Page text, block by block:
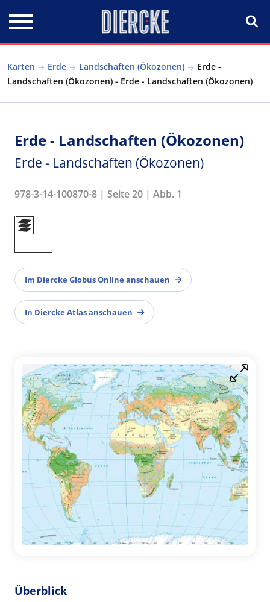
Karten Erde Landschaften (Ökozonen)
Erde -
Landschaften (Ökozonen) - Erde - Landschaften (Ökozonen)
Erde - Landschaften (Ökozonen)
Erde - Landschaften (Ökozonen)
978-3-14-100870-8 | Seite 20 | Abb. 1
Im Diercke Globus Online anschauen
In Diercke Atlas anschauen
Überblick